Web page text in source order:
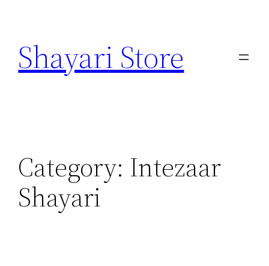
content
Shayari Store
Category: Intezaar
Shayari